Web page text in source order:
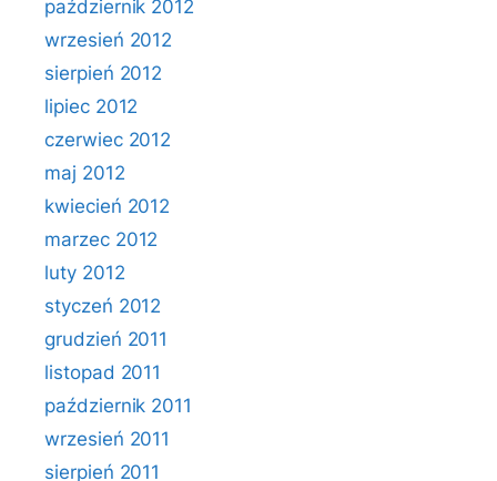
październik 2012
wrzesień 2012
sierpień 2012
lipiec 2012
czerwiec 2012
maj 2012
kwiecień 2012
marzec 2012
luty 2012
styczeń 2012
grudzień 2011
listopad 2011
październik 2011
wrzesień 2011
sierpień 2011